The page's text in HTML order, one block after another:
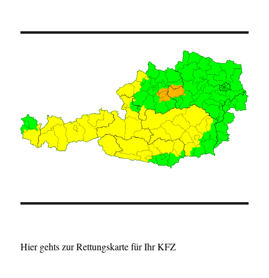
Hier gehts zur Rettungskarte für Ihr KFZ